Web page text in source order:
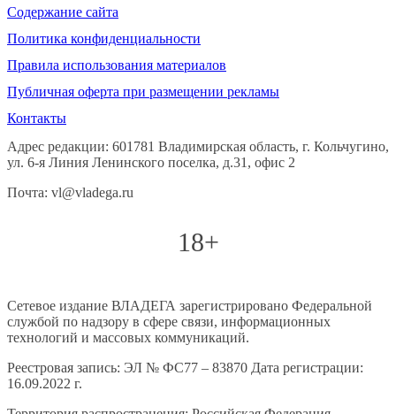
Содержание сайта
Политика конфиденциальности
Правила использования материалов
Публичная оферта при размещении рекламы
Контакты
Адрес редакции: 601781 Владимирская область, г. Кольчугино,
ул. 6-я Линия Ленинского поселка, д.31, офис 2
Почта: vl@vladega.ru
18+
Сетевое издание ВЛАДЕГА зарегистрировано Федеральной
службой по надзору в сфере связи, информационных
технологий и массовых коммуникаций.
Реестровая запись: ЭЛ № ФС77 – 83870 Дата регистрации:
16.09.2022 г.